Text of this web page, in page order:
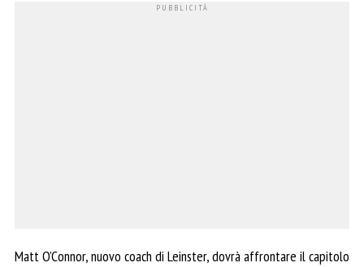
Matt O’Connor, nuovo coach di Leinster, dovrà affrontare il capitolo